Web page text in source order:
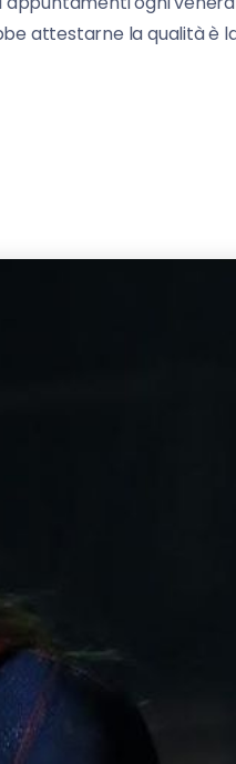
attestarne la qualità è